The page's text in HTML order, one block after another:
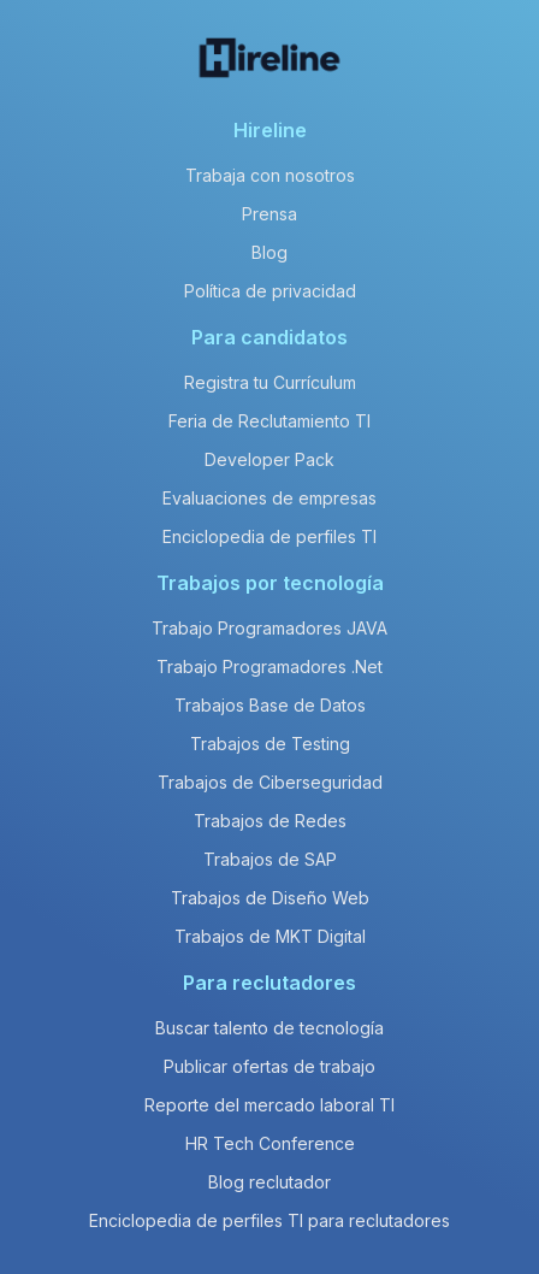
Hireline
Trabaja con nosotros
Prensa
Blog
Política de privacidad
Para candidatos
Registra tu Currículum
Feria de Reclutamiento TI
Developer Pack
Evaluaciones de empresas
Enciclopedia de perfiles TI
Trabajos por tecnología
Trabajo Programadores JAVA
Trabajo Programadores .Net
Trabajos Base de Datos
Trabajos de Testing
Trabajos de Ciberseguridad
Trabajos de Redes
Trabajos de SAP
Trabajos de Diseño Web
Trabajos de MKT Digital
Para reclutadores
Buscar talento de tecnología
Publicar ofertas de trabajo
Reporte del mercado laboral TI
HR Tech Conference
Blog reclutador
Enciclopedia de perfiles TI para reclutadores